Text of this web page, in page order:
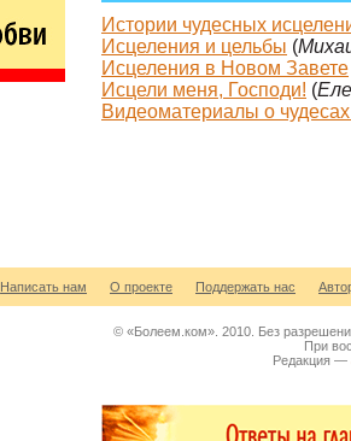
Истории чудесных
Исцеления и цельбы (
Исцеления в Новом Завете
Исцели меня, Господи! (
Видеоматериалы о
Написать нам О проекте Поддержать нас
© «Болеем.ком». 2010. Без
При
Редакция —